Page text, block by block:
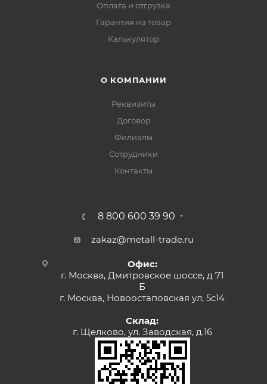
Оплата и отгрузка
Гарантия на товар
Калькулятор
О КОМПАНИИ
Реквизиты
Договор
Филиалы
Сотрудники
Контакты
8 800 600 39 90
zakaz@metall-trade.ru
Офис:
г. Москва, Дмитровское шоссе, д 71
Б
г. Москва, Новоостаповская ул, 5с14
Склад:
г. Щелково, ул. Заводская, д.16